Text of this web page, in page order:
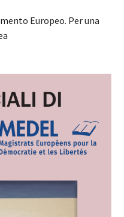
Europeo. Per una